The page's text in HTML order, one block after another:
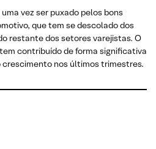
vez ser puxado pelos bons
que tem se descolado dos
restante dos setores varejistas. O
contribuído de forma significativa
nos últimos trimestres.